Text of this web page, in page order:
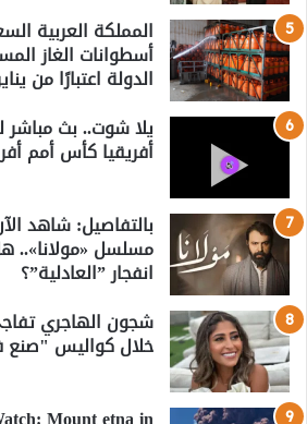
المملكة العربية
أسطوانات الغاز
الدولة اعتبارًا من يناير
يلا شوت.. بث مباشر
أفريقيا كأس أمم
مسلسل «مولانا»..
انفجار ”العادلية”؟
شجون الهاجري
خلال كواليس